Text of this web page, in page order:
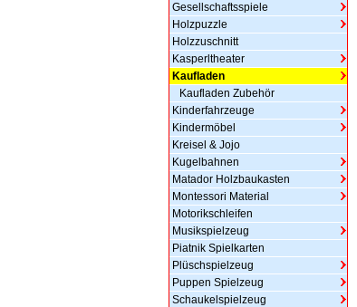
Gesellschaftsspiele
Holzpuzzle
Holzzuschnitt
Kasperltheater
Kaufladen
Kaufladen Zubehör
Kinderfahrzeuge
Kindermöbel
Kreisel & Jojo
Kugelbahnen
Matador Holzbaukasten
Montessori Material
Motorikschleifen
Musikspielzeug
Piatnik Spielkarten
Plüschspielzeug
Puppen Spielzeug
Schaukelspielzeug